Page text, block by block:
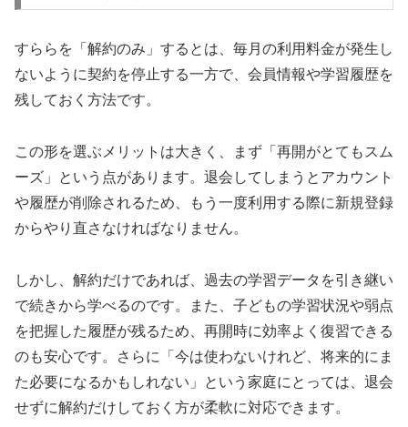
すららを「解約のみ」するとは、毎月の利用料金が発生し
ないように契約を停止する一方で、会員情報や学習履歴を
残しておく方法です。
この形を選ぶメリットは大きく、まず「再開がとてもスム
ーズ」という点があります。退会してしまうとアカウント
や履歴が削除されるため、もう一度利用する際に新規登録
からやり直さなければなりません。
しかし、解約だけであれば、過去の学習データを引き継い
で続きから学べるのです。また、子どもの学習状況や弱点
を把握した履歴が残るため、再開時に効率よく復習できる
のも安心です。さらに「今は使わないけれど、将来的にま
た必要になるかもしれない」という家庭にとっては、退会
せずに解約だけしておく方が柔軟に対応できます。